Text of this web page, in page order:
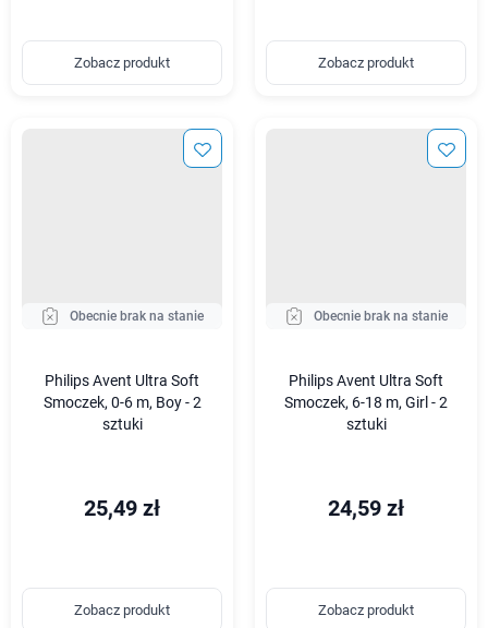
Zobacz produkt Zobacz produkt
Obecnie brak na stanie
Philips Avent Ultra Soft
Smoczek, 0-6 m, Boy - 2
sztuki
25,49 zł
Zobacz produkt
Obecnie brak na stanie
Philips Avent Ultra Soft
Smoczek, 6-18 m, Girl - 2
sztuki
24,59 zł
Zobacz produkt